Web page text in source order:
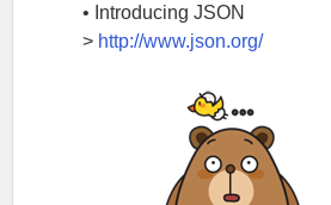
• Introducing JSON
> http://www.json.org/